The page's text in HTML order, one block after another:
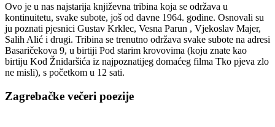
Ovo je u nas najstarija književna tribina koja se održava u
kontinuitetu, svake subote, još od davne 1964. godine. Osnovali su
ju poznati pjesnici Gustav Krklec, Vesna Parun , Vjekoslav Majer,
Salih Alić i drugi. Tribina se trenutno održava svake subote na adresi
Basaričekova 9, u birtiji Pod starim krovovima (koju znate kao
birtiju Kod Žnidaršića iz najpoznatijeg domaćeg filma Tko pjeva zlo
ne misli), s početkom u 12 sati.
Zagrebačke večeri poezije